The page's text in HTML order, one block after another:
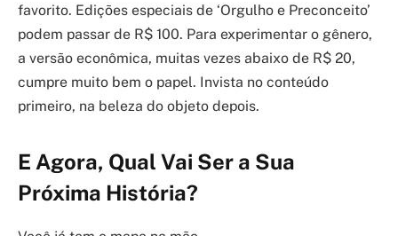
favorito. Edições especiais de ‘Orgulho e Preconceito’
podem passar de R$ 100. Para experimentar o gênero,
a versão econômica, muitas vezes abaixo de R$ 20,
cumpre muito bem o papel. Invista no conteúdo
primeiro, na beleza do objeto depois.
E Agora, Qual Vai Ser a Sua
Próxima História?